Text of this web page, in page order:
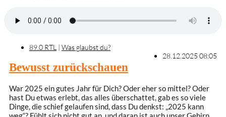
89.0 RTL | Was glaubst du?
28.12.2025 08:05
Bewusst zurückschauen
War 2025 ein gutes Jahr für Dich? Oder eher so mittel? Oder
hast Du etwas erlebt, das alles überschattet, gab es so viele
Dinge, die schief gelaufen sind, dass Du denkst: „2025 kann